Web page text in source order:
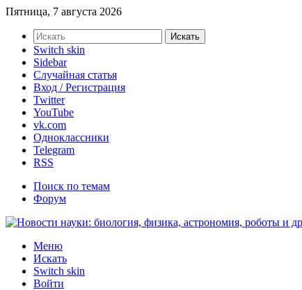
Пятница, 7 августа 2026
Искать
Switch skin
Sidebar
Случайная статья
Вход / Регистрация
Twitter
YouTube
vk.com
Одноклассники
Telegram
RSS
Поиск по темам
Форум
Меню
Искать
Switch skin
Войти